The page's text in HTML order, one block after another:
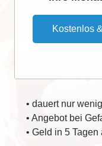
Kostenlos
• dauert nur
• Angebot bei
• Geld in 5